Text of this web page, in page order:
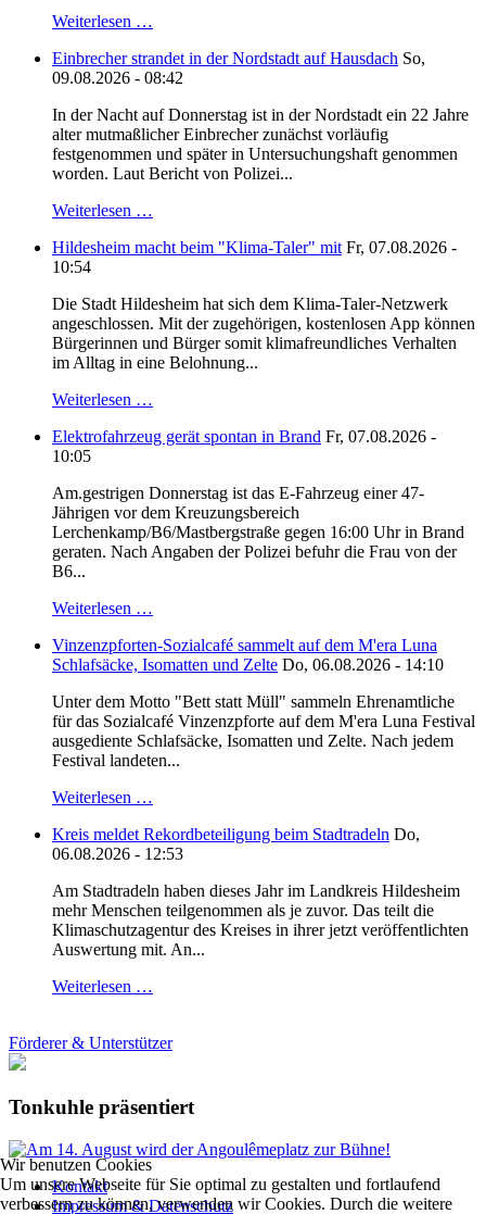
Weiterlesen …
Einbrecher strandet in der Nordstadt auf Hausdach So,
09.08.2026 - 08:42
In der Nacht auf Donnerstag ist in der Nordstadt ein 22 Jahre
alter mutmaßlicher Einbrecher zunächst vorläufig
festgenommen und später in Untersuchungshaft genommen
worden. Laut Bericht von Polizei...
Weiterlesen …
Hildesheim macht beim "Klima-Taler" mit Fr, 07.08.2026 -
10:54
Die Stadt Hildesheim hat sich dem Klima-Taler-Netzwerk
angeschlossen. Mit der zugehörigen, kostenlosen App können
Bürgerinnen und Bürger somit klimafreundliches Verhalten
im Alltag in eine Belohnung...
Weiterlesen …
Elektrofahrzeug gerät spontan in Brand Fr, 07.08.2026 -
10:05
Am.gestrigen Donnerstag ist das E-Fahrzeug einer 47-
Jährigen vor dem Kreuzungsbereich
Lerchenkamp/B6/Mastbergstraße gegen 16:00 Uhr in Brand
geraten. Nach Angaben der Polizei befuhr die Frau von der
B6...
Weiterlesen …
Vinzenzpforten-Sozialcafé sammelt auf dem M'era Luna
Schlafsäcke, Isomatten und Zelte Do, 06.08.2026 - 14:10
Unter dem Motto "Bett statt Müll" sammeln Ehrenamtliche
für das Sozialcafé Vinzenzpforte auf dem M'era Luna Festival
ausgediente Schlafsäcke, Isomatten und Zelte. Nach jedem
Festival landeten...
Weiterlesen …
Kreis meldet Rekordbeteiligung beim Stadtradeln Do,
06.08.2026 - 12:53
Am Stadtradeln haben dieses Jahr im Landkreis Hildesheim
mehr Menschen teilgenommen als je zuvor. Das teilt die
Klimaschutzagentur des Kreises in ihrer jetzt veröffentlichten
Auswertung mit. An...
Weiterlesen …
Förderer & Unterstützer
Tonkuhle präsentiert
Kontakt
Impressum & Datenschutz
Wir benutzen Cookies
Um unsere Webseite für Sie optimal zu gestalten und fortlaufend
verbessern zu können, verwenden wir Cookies. Durch die weitere